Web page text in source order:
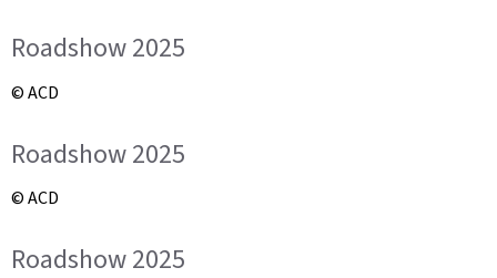
Roadshow 2025
© ACD
Roadshow 2025
© ACD
Roadshow 2025